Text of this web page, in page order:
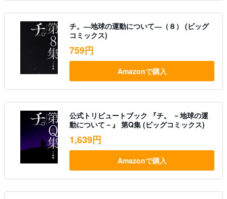
チ。―地球の運動について―（８） (ビッグ
コミックス)
759円
Amazonで購入
公式トリビュートブック 『チ。 －地球の運
動について－』 第Q集 (ビッグコミックス)
1,639円
Amazonで購入